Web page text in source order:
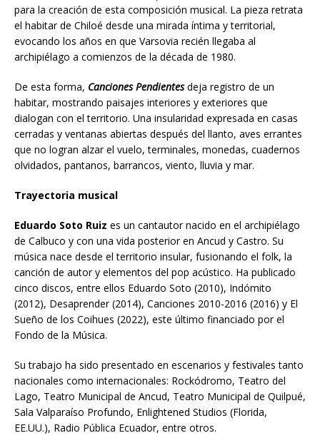
para la creación de esta composición musical. La pieza retrata
el habitar de Chiloé desde una mirada íntima y territorial,
evocando los años en que Varsovia recién llegaba al
archipiélago a comienzos de la década de 1980.
De esta forma, Canciones Pendientesdeja registro de un
habitar, mostrando paisajes interiores y exteriores que
dialogan con el territorio. Una insularidad expresada en casas
cerradas y ventanas abiertas después del llanto, aves errantes
que no logran alzar el vuelo, terminales, monedas, cuadernos
olvidados, pantanos, barrancos, viento, lluvia y mar.
Trayectoria musical
Eduardo Soto Ruiz es un cantautor nacido en el archipiélago
de Calbuco y con una vida posterior en Ancud y Castro. Su
música nace desde el territorio insular, fusionando el folk, la
canción de autor y elementos del pop acústico. Ha publicado
cinco discos, entre ellos Eduardo Soto (2010), Indómito
(2012), Desaprender (2014), Canciones 2010-2016 (2016) y El
Sueño de los Coihues (2022), este último financiado por el
Fondo de la Música.
Su trabajo ha sido presentado en escenarios y festivales tanto
nacionales como internacionales: Rockódromo, Teatro del
Lago, Teatro Municipal de Ancud, Teatro Municipal de Quilpué,
Sala Valparaíso Profundo, Enlightened Studios (Florida,
EE.UU.), Radio Pública Ecuador, entre otros.